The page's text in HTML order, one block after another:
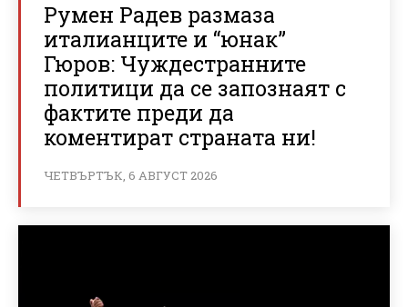
Румен Радев размаза
италианците и “юнак”
Гюров: Чуждестранните
политици да се запознаят с
фактите преди да
коментират страната ни!
ЧЕТВЪРТЪК, 6 АВГУСТ 2026